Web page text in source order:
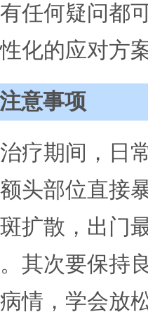
任何疑问都
化的应对方
意事项
疗期间，日
头部位直接
扩散，出门
其次要保持
情，学会放